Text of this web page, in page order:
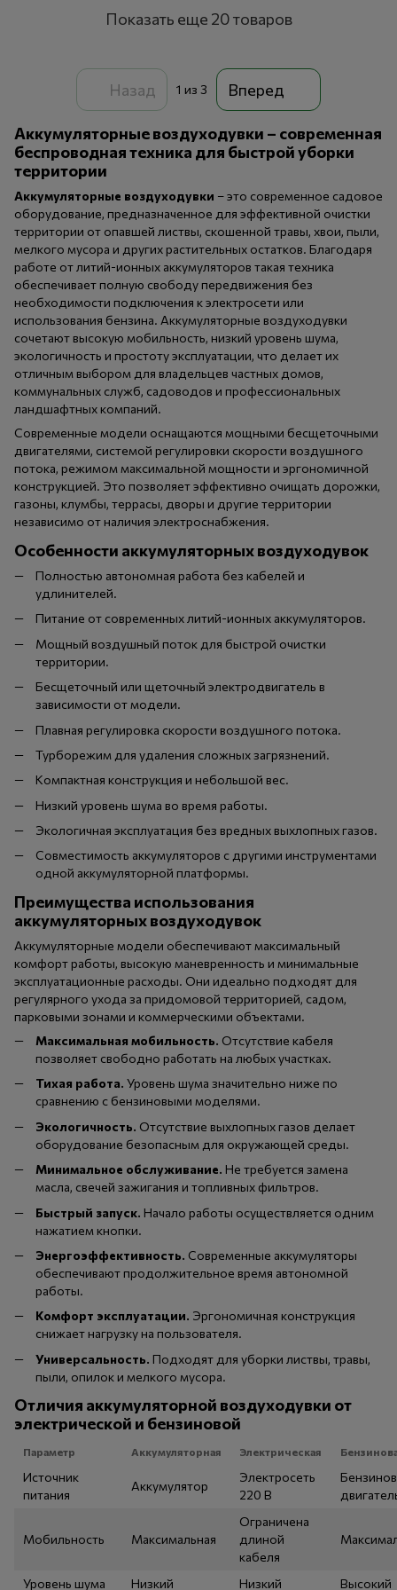
Показать еще 20 товаров
Назад 1 из 3 Вперед
Аккумуляторные воздуходувки – современная
беспроводная техника для быстрой уборки
территории
Аккумуляторные воздуходувки – это современное садовое
оборудование, предназначенное для эффективной очистки
территории от опавшей листвы, скошенной травы, хвои, пыли,
мелкого мусора и других растительных остатков. Благодаря
работе от литий-ионных аккумуляторов такая техника
обеспечивает полную свободу передвижения без
необходимости подключения к электросети или
использования бензина. Аккумуляторные воздуходувки
сочетают высокую мобильность, низкий уровень шума,
экологичность и простоту эксплуатации, что делает их
отличным выбором для владельцев частных домов,
коммунальных служб, садоводов и профессиональных
ландшафтных компаний.
Современные модели оснащаются мощными бесщеточными
двигателями, системой регулировки скорости воздушного
потока, режимом максимальной мощности и эргономичной
конструкцией. Это позволяет эффективно очищать дорожки,
газоны, клумбы, террасы, дворы и другие территории
независимо от наличия электроснабжения.
Особенности аккумуляторных воздуходувок
Полностью автономная работа без кабелей и
удлинителей.
Питание от современных литий-ионных аккумуляторов.
Мощный воздушный поток для быстрой очистки
территории.
Бесщеточный или щеточный электродвигатель в
зависимости от модели.
Плавная регулировка скорости воздушного потока.
Турборежим для удаления сложных загрязнений.
Компактная конструкция и небольшой вес.
Низкий уровень шума во время работы.
Экологичная эксплуатация без вредных выхлопных газов.
Совместимость аккумуляторов с другими инструментами
одной аккумуляторной платформы.
Преимущества использования
аккумуляторных воздуходувок
Аккумуляторные модели обеспечивают максимальный
комфорт работы, высокую маневренность и минимальные
эксплуатационные расходы. Они идеально подходят для
регулярного ухода за придомовой территорией, садом,
парковыми зонами и коммерческими объектами.
Максимальная мобильность. Отсутствие кабеля
позволяет свободно работать на любых участках.
Тихая работа. Уровень шума значительно ниже по
сравнению с бензиновыми моделями.
Экологичность. Отсутствие выхлопных газов делает
оборудование безопасным для окружающей среды.
Минимальное обслуживание. Не требуется замена
масла, свечей зажигания и топливных фильтров.
Быстрый запуск. Начало работы осуществляется одним
нажатием кнопки.
Энергоэффективность. Современные аккумуляторы
обеспечивают продолжительное время автономной
работы.
Комфорт эксплуатации. Эргономичная конструкция
снижает нагрузку на пользователя.
Универсальность. Подходят для уборки листвы, травы,
пыли, опилок и мелкого мусора.
Отличия аккумуляторной воздуходувки от
электрической и бензиновой
Параметр Аккумуляторная Электрическая
Источник
питания
Аккумулятор
Электросеть
220 В
Мобильность Максимальная
Ограничена
длиной
кабеля
Уровень шума Низкий Низкий Высокий